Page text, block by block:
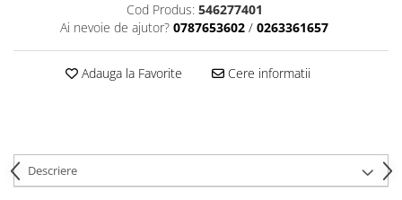
Rezervor carburant
Rulmenti
Tobe esapament
Cod Produs: 546277401
Ai nevoie de ajutor? 0787653602 / 0263361657
Adauga la Favorite Cere informatii
Descriere